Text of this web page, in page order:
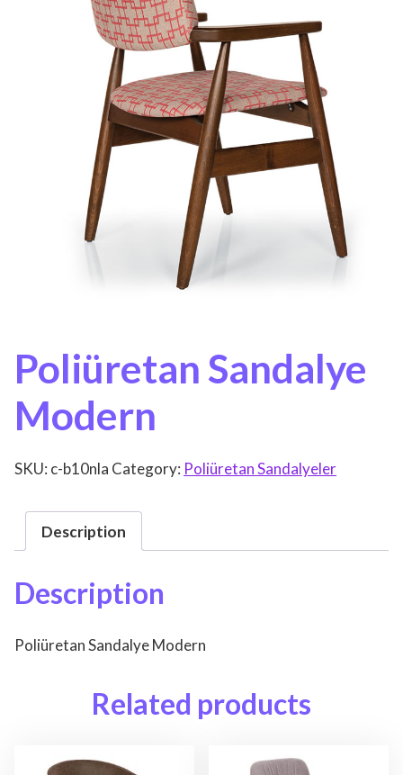
Poliüretan Sandalye
Modern
SKU: c-b10nla Category: Poliüretan Sandalyeler
Description
Description
Poliüretan Sandalye Modern
Related products